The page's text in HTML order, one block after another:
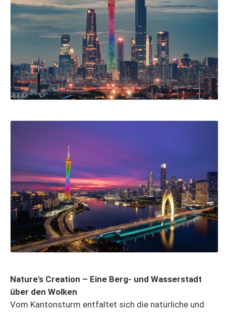
Nature's Creation – Eine Berg- und Wasserstadt
über den Wolken
Vom Kantonsturm entfaltet sich die natürliche und